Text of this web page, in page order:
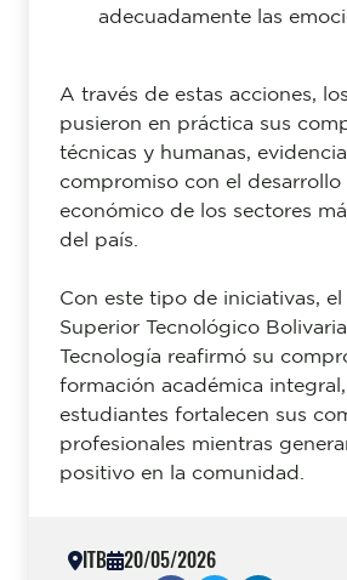
adecuadamente las
A través de estas acciones,
pusieron en práctica sus
técnicas y humanas,
compromiso con el desarrollo
económico de los sectores
del país.
Con este tipo de iniciativas,
Superior Tecnológico
Tecnología reafirmó su
formación académica
estudiantes fortalecen sus
profesionales mientras
positivo en la comunidad.
ITB 20/05/2026